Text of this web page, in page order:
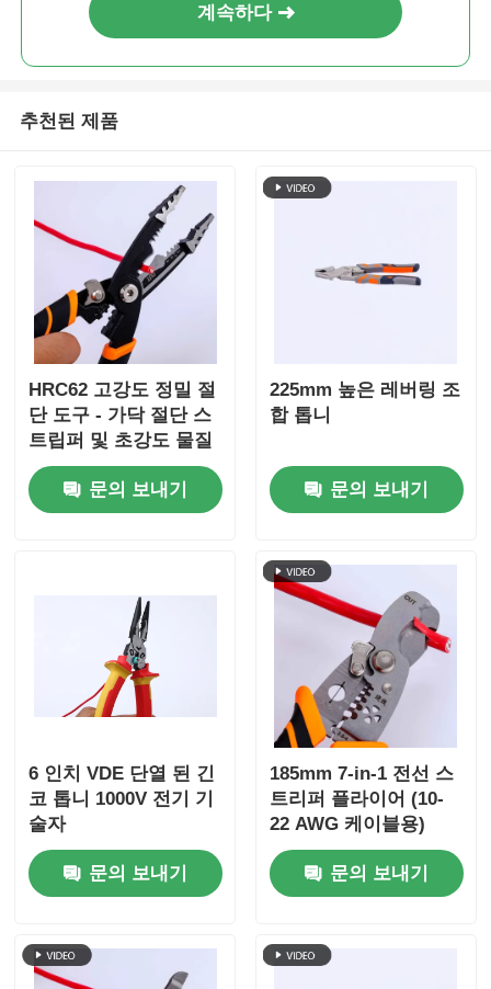
계속하다
추천된 제품
HRC62 고강도 정밀 절
단 도구 - 가닥 절단 스
트립퍼 및 초강도 물질
을 위한 조합 톱니
문의 보내기
225mm 높은 레버링 조
합 톱니
문의 보내기
6 인치 VDE 단열 된 긴
코 톱니 1000V 전기 기
술자
문의 보내기
185mm 7-in-1 전선 스
트리퍼 플라이어 (10-
22 AWG 케이블용)
문의 보내기